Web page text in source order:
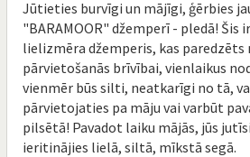
Jūtieties burvīgi un mājīgi, ģērbies
"BARAMOOR" džemperī - pledā! Šis
lielizmēra džemperis, kas
pārvietošanās brīvībai, vienlaikus
vienmēr būs silti, neatkarīgi no tā,
pārvietojaties pa māju vai varbūt
pilsētā! Pavadot laiku mājās, jūs
ieritinājies lielā, siltā, mīkstā segā.